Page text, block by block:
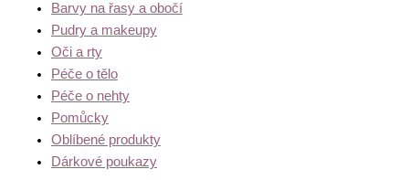
Barvy na řasy a obočí
Pudry a makeupy
Oči a rty
Péče o tělo
Péče o nehty
Pomůcky
Oblíbené produkty
Dárkové poukazy